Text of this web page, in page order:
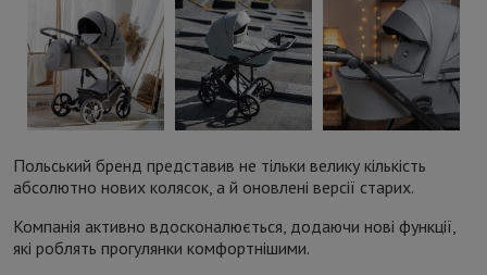
Польський бренд представив не тільки велику кількість
абсолютно нових колясок, а й оновлені версії старих.
Компанія активно вдосконалюється, додаючи нові функції,
які роблять прогулянки комфортнішими.